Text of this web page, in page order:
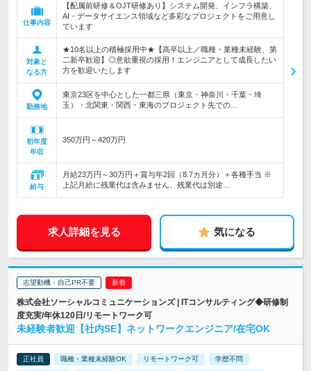
仕事内容
【配属前研修＆OJT研修あり】システム開発、インフラ構築、
AI・データサイエンス領域など多彩なプロジェクトをご用意し
ています
対象と
なる方
★10名以上の積極採用中★【高卒以上／職種・業種未経験、第
二新卒歓迎】◎意欲重視の採用！エンジニアとして成長したい
方を歓迎いたします
勤務地
東京23区を中心とした一都三県（東京・神奈川・千葉・埼
玉）・北関東・関西・東海のプロジェクト先での…
初年度
年収
350万円～420万円
給与
月給23万円～30万円＋賞与年2回（8.7カ月分）＋各種手当 ※
上記月給に残業代は含みません、残業代は別途…
求人詳細を見る 気になる
志望動機・自己PR不要
株式会社ソーシャルコミュニケーションズ | ITコンサルティング◆研修制
度充実/年休120日/リモートワーク可
未経験者歓迎【社内SE】ネットワークエンジニア/在宅OK
正社員 職種・業種未経験OK リモートワーク可 学歴不問